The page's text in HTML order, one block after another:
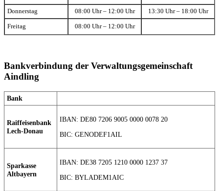
Donnerstag 08:00 Uhr – 12:00 Uhr 13:30 Uhr – 18:00 Uhr
Freitag 08:00 Uhr – 12:00 Uhr
Bankverbindung der Verwaltungsgemeinschaft
Aindling
Bank
Raiffeisenbank
Lech-Donau
IBAN: DE80 7206 9005 0000 0078 20
BIC: GENODEF1AIL
Sparkasse
Altbayern
IBAN: DE38 7205 1210 0000 1237 37
BIC: BYLADEM1AIC